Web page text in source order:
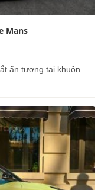
Mans
ấn tượng tại khuôn